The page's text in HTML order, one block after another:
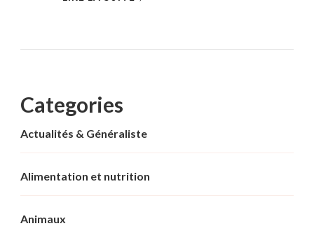
Categories
Actualités & Généraliste
Alimentation et nutrition
Animaux